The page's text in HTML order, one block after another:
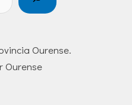
Ourense.
Ourense